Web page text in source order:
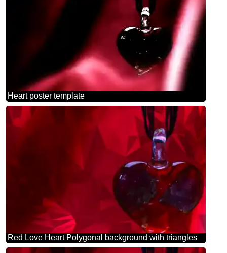
Heart poster template
Red Love Heart Polygonal background with triangles